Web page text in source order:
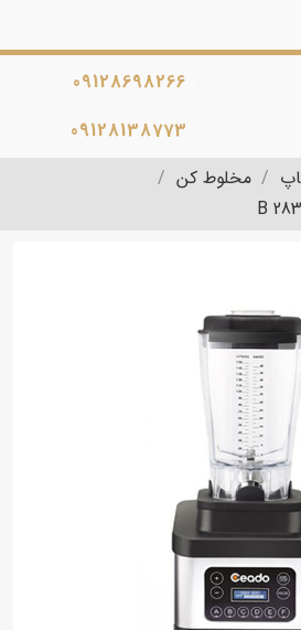
09128698266
09128138773
مخلوط کن